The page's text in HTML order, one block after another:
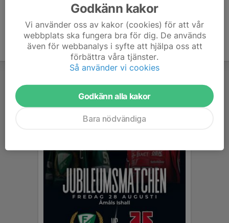
Godkänn kakor
Vi använder oss av kakor (cookies) för att vår
webbplats ska fungera bra för dig. De används
även för webbanalys i syfte att hjälpa oss att
förbättra våra tjänster.
Så använder vi cookies
Godkänn alla kakor
Bara nödvändiga